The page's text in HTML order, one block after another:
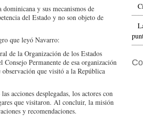
y sus mecanismos de
del Estado y no son objeto de
que leyó Navarro:
de la Organización de los Estados
Permanente de esa organización
que visitó a la República
acciones desplegadas, los actores con
que visitaron. Al concluir, la misión
y recomendaciones.